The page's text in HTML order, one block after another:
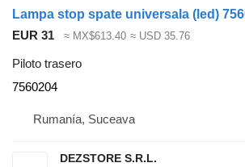
EUR 31 ≈ MX$613.40 ≈ USD 35.76
Piloto trasero
7560204
Rumanía, Suceava
DEZSTORE S.R.L.